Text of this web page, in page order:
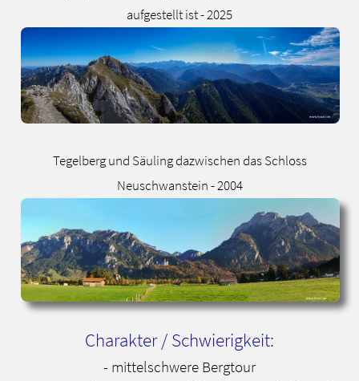
aufgestellt ist - 2025
Tegelberg und Säuling dazwischen das Schloss
Neuschwanstein - 2004
Charakter / Schwierigkeit:
- mittelschwere Bergtour